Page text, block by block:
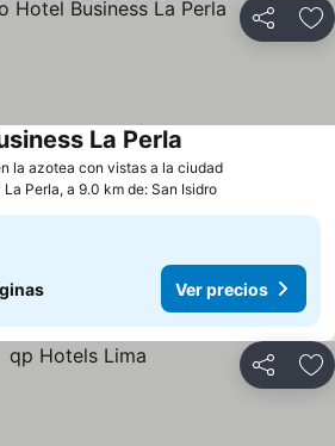
Compartir
la azotea con vistas a la ciudad
La Perla
La Perla, a 9.0 km de: San Isidro
Ver precios
Compartir